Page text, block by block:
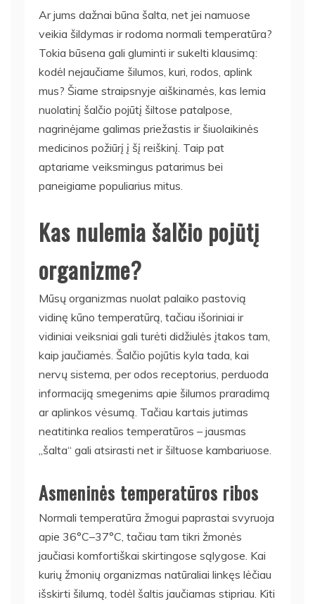
Ar jums dažnai būna šalta, net jei namuose
veikia šildymas ir rodoma normali temperatūra?
Tokia būsena gali gluminti ir sukelti klausimą:
kodėl nejaučiame šilumos, kuri, rodos, aplink
mus? Šiame straipsnyje aiškinamės, kas lemia
nuolatinį šalčio pojūtį šiltose patalpose,
nagrinėjame galimas priežastis ir šiuolaikinės
medicinos požiūrį į šį reiškinį. Taip pat
aptariame veiksmingus patarimus bei
paneigiame populiarius mitus.
Kas nulemia šalčio pojūtį
organizme?
Mūsų organizmas nuolat palaiko pastovią
vidinę kūno temperatūrą, tačiau išoriniai ir
vidiniai veiksniai gali turėti didžiulės įtakos tam,
kaip jaučiamės. Šalčio pojūtis kyla tada, kai
nervų sistema, per odos receptorius, perduoda
informaciją smegenims apie šilumos praradimą
ar aplinkos vėsumą. Tačiau kartais jutimas
neatitinka realios temperatūros – jausmas
„šalta“ gali atsirasti net ir šiltuose kambariuose.
Asmeninės temperatūros ribos
Normali temperatūra žmogui paprastai svyruoja
apie 36°C–37°C, tačiau tam tikri žmonės
jaučiasi komfortiškai skirtingose sąlygose. Kai
kurių žmonių organizmas natūraliai linkęs lėčiau
išskirti šilumą, todėl šaltis jaučiamas stipriau. Kiti